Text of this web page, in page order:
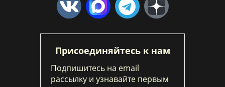
Присоединяйтесь к нам
Подпишитесь на email
рассылку и узнавайте первым